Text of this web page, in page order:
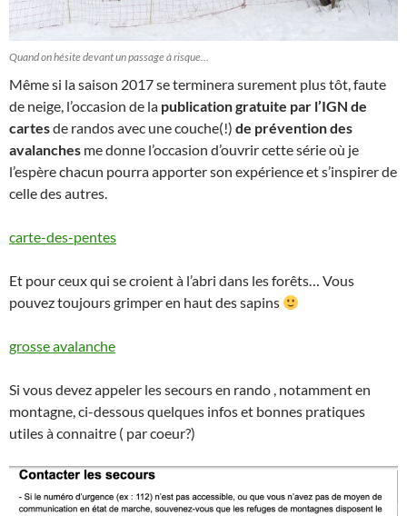
Quand on hésite devant un passage à risque…
Même si la saison 2017 se terminera surement plus tôt, faute
de neige, l’occasion de la publication gratuite par l’IGN de
cartesde randos avec une couche(!) de prévention des
avalanches me donne l’occasion d’ouvrir cette série où je
l’espère chacun pourra apporter son expérience et s’inspirer de
celle des autres.
carte-des-pentes
Et pour ceux qui se croient à l’abri dans les forêts… Vous
pouvez toujours grimper en haut des sapins
grosse avalanche
Si vous devez appeler les secours en rando , notamment en
montagne, ci-dessous quelques infos et bonnes pratiques
utiles à connaitre ( par coeur?)